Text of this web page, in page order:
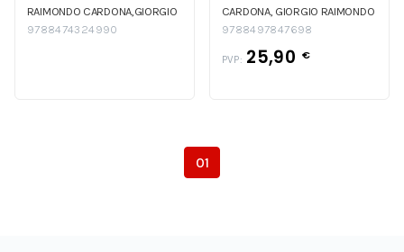
RAIMONDO CARDONA,GIORGIO
9788474324990
CARDONA, GIORGIO RAIMONDO
9788497847698
PVP: 25,90 €
01